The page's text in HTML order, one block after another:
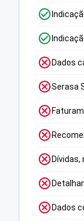
Dados
Serasa
Dados